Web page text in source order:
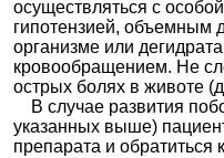
осуществляться с
гипотензией, объемным
организме или
кровообращением. Не
острых болях в животе
В случае развития
указанных выше)
препарата и обратиться